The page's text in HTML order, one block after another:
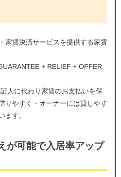
家賃決済サービスを提供する家賃
+ RELIEF + OFFER
人に代わり家賃のお支払いを保
りやすく・オーナーには貸しやす
ます。
が可能で入居率アップ